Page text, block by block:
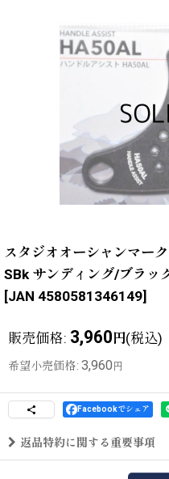
スタジオオーシャンマー
SBk サンディング/ブラッ
[JAN 4580581346149]
販売価格: 3,960円(税込)
希望小売価格: 3,960 円
Facebookでシェア
返品特約に関する重要事項